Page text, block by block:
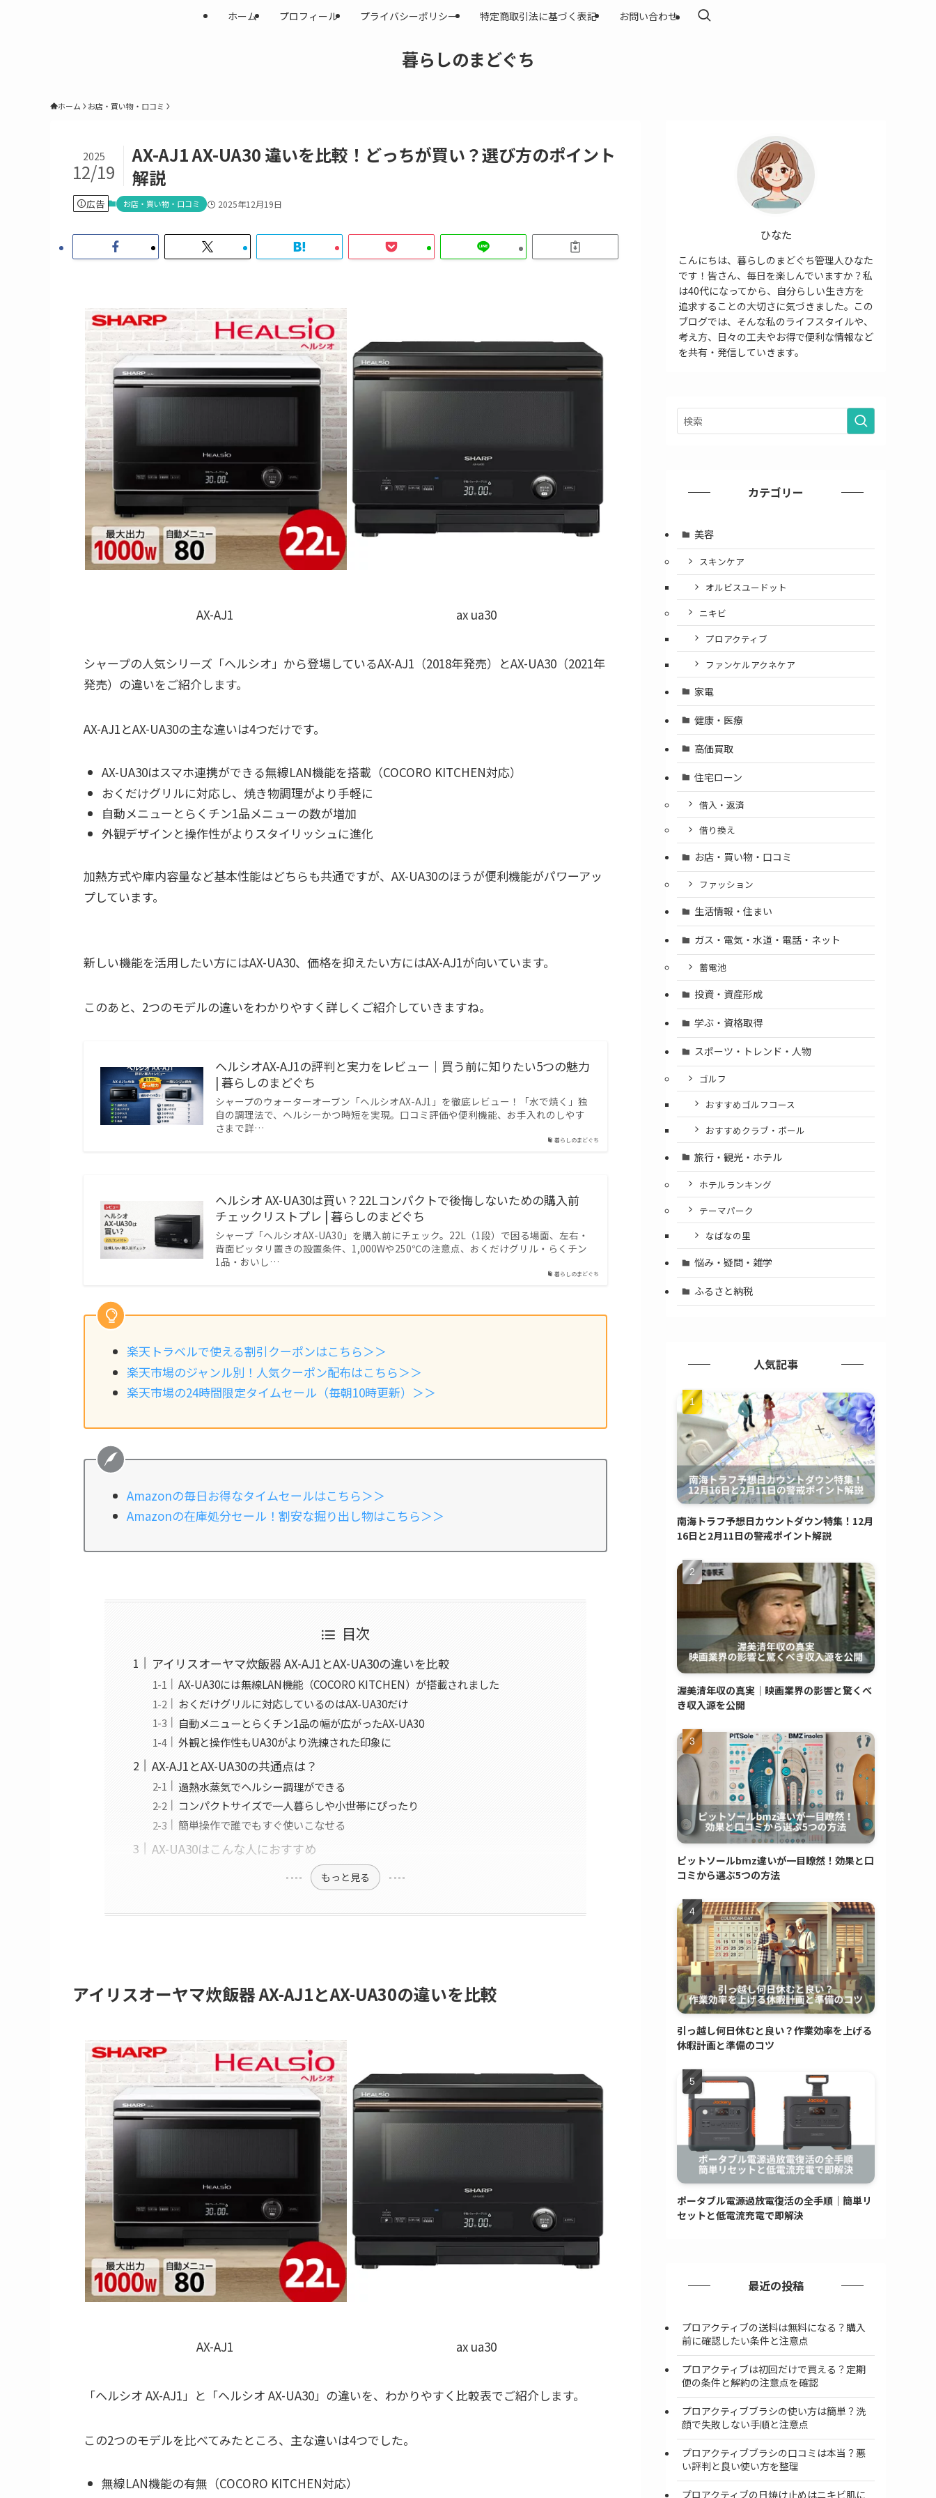
暮らしのまどぐち
ホーム プロフィール プライバシーポリシー 特定商取引法に基づく表記 お問い合わせ
ホーム お店・買い物・口コミ
AX-AJ1 AX-UA30 違いを比較！どっちが買い？選び方のポイント
解説
2025
12/19
広告 お店・買い物・口コミ 2025年12月19日
AX-AJ1 ax ua30
シャープの人気シリーズ「ヘルシオ」から登場しているAX-AJ1（2018年発売）とAX-UA30（2021年
発売）の違いをご紹介します。
AX-AJ1とAX-UA30の主な違いは4つだけです。
AX-UA30はスマホ連携ができる無線LAN機能を搭載（COCORO KITCHEN対応）
おくだけグリルに対応し、焼き物調理がより手軽に
自動メニューとらくチン1品メニューの数が増加
外観デザインと操作性がよりスタイリッシュに進化
加熱方式や庫内容量など基本性能はどちらも共通ですが、AX-UA30のほうが便利機能がパワーアッ
プしています。
新しい機能を活用したい方にはAX-UA30、価格を抑えたい方にはAX-AJ1が向いています。
このあと、2つのモデルの違いをわかりやすく詳しくご紹介していきますね。
暮らしのまどぐち
ヘルシオAX-AJ1の評判と実力をレビュー｜買う前に知りたい5つの魅力
| 暮らしのまどぐち
シャープのウォーターオーブン「ヘルシオAX-AJ1」を徹底レビュー！「水で焼く」独
自の調理法で、ヘルシーかつ時短を実現。口コミ評価や便利機能、お手入れのしやす
さまで詳…
暮らしのまどぐち
ヘルシオ AX-UA30は買い？22Lコンパクトで後悔しないための購入前
チェックリストプレ | 暮らしのまどぐち
シャープ「ヘルシオAX-UA30」を購入前にチェック。22L（1段）で困る場面、左右・
背面ピッタリ置きの設置条件、1,000Wや250℃の注意点、おくだけグリル・らくチン
1品・おいし…
楽天トラベルで使える割引クーポンはこちら＞＞
楽天市場のジャンル別！人気クーポン配布はこちら＞＞
楽天市場の24時間限定タイムセール（毎朝10時更新）＞＞
Amazonの毎日お得なタイムセールはこちら＞＞
Amazonの在庫処分セール！割安な掘り出し物はこちら＞＞
目次
アイリスオーヤマ炊飯器 AX-AJ1とAX-UA30の違いを比較
AX-UA30には無線LAN機能（COCORO KITCHEN）が搭載されました
おくだけグリルに対応しているのはAX-UA30だけ
自動メニューとらくチン1品の幅が広がったAX-UA30
外観と操作性もUA30がより洗練された印象に
AX-AJ1とAX-UA30の共通点は？
過熱水蒸気でヘルシー調理ができる
コンパクトサイズで一人暮らしや小世帯にぴったり
簡単操作で誰でもすぐ使いこなせる
AX-UA30はこんな人におすすめ
もっと見る
アイリスオーヤマ炊飯器 AX-AJ1とAX-UA30の違いを比較
AX-AJ1 ax ua30
「ヘルシオ AX-AJ1」と「ヘルシオ AX-UA30」の違いを、わかりやすく比較表でご紹介します。
この2つのモデルを比べてみたところ、主な違いは4つでした。
無線LAN機能の有無（COCORO KITCHEN対応）
ひなた
こんにちは、暮らしのまどぐち管理人ひなた
です！皆さん、毎日を楽しんでいますか？私
は40代になってから、自分らしい生き方を
追求することの大切さに気づきました。この
ブログでは、そんな私のライフスタイルや、
考え方、日々の工夫やお得で便利な情報など
を共有・発信していきます。
カテゴリー
美容
スキンケア
オルビスユードット
ニキビ
プロアクティブ
ファンケルアクネケア
家電
健康・医療
高価買取
住宅ローン
借入・返済
借り換え
お店・買い物・口コミ
ファッション
生活情報・住まい
ガス・電気・水道・電話・ネット
蓄電池
投資・資産形成
学ぶ・資格取得
スポーツ・トレンド・人物
ゴルフ
おすすめゴルフコース
おすすめクラブ・ボール
旅行・観光・ホテル
ホテルランキング
テーマパーク
なばなの里
悩み・疑問・雑学
ふるさと納税
人気記事
南海トラフ予想日カウントダウン特集！12月
16日と2月11日の警戒ポイント解説
渥美清年収の真実｜映画業界の影響と驚くべ
き収入源を公開
ピットソールbmz違いが一目瞭然！効果と口
コミから選ぶ5つの方法
引っ越し何日休むと良い？作業効率を上げる
休暇計画と準備のコツ
ポータブル電源過放電復活の全手順｜簡単リ
セットと低電流充電で即解決
最近の投稿
プロアクティブの送料は無料になる？購入
前に確認したい条件と注意点
プロアクティブは初回だけで買える？定期
便の条件と解約の注意点を確認
プロアクティブブラシの使い方は簡単？洗
顔で失敗しない手順と注意点
プロアクティブブラシの口コミは本当？悪
い評判と良い使い方を整理
プロアクティブの日焼け止めはニキビ肌に